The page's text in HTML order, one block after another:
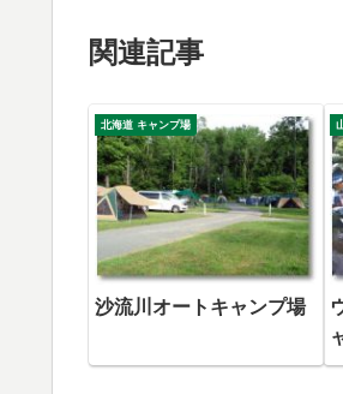
関連記事
北海道 キャンプ場
沙流川オートキャンプ場